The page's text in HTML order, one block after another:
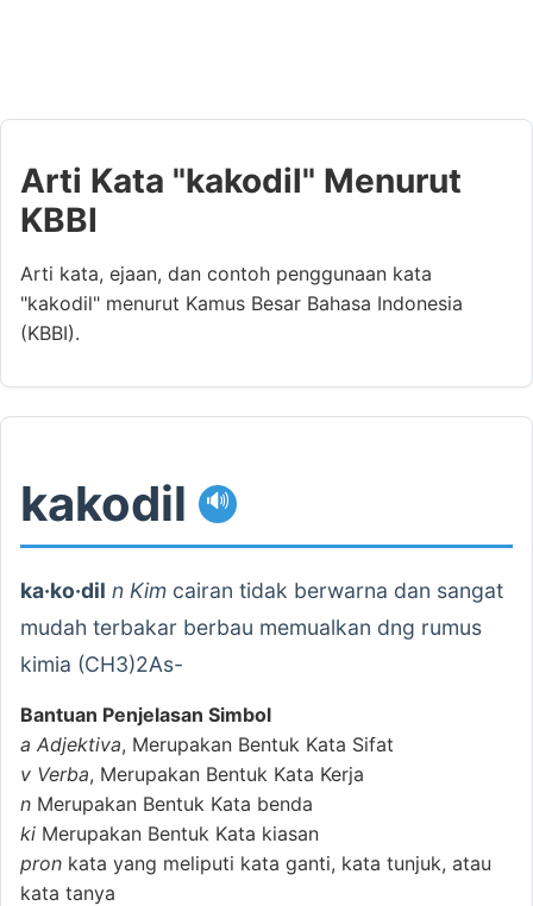
Arti Kata "kakodil" Menurut
KBBI
Arti kata, ejaan, dan contoh penggunaan kata
"kakodil" menurut Kamus Besar Bahasa Indonesia
(KBBI).
kakodil 🔊
ka·ko·dil n Kim cairan tidak berwarna dan sangat
mudah terbakar berbau memualkan dng rumus
kimia (CH3)2As-
Bantuan Penjelasan Simbol
a Adjektiva, Merupakan Bentuk Kata Sifat
v Verba, Merupakan Bentuk Kata Kerja
n Merupakan Bentuk Kata benda
ki Merupakan Bentuk Kata kiasan
pron kata yang meliputi kata ganti, kata tunjuk, atau
kata tanya